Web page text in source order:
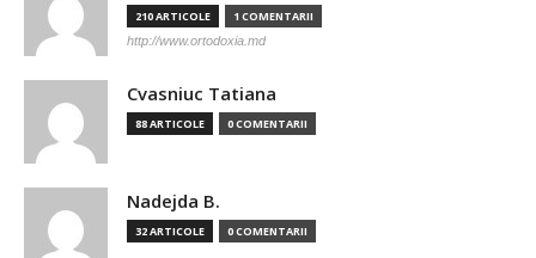
210 ARTICOLE 1 COMENTARII
http://www.ortodoxia.md
Cvasniuc Tatiana
88 ARTICOLE 0 COMENTARII
Nadejda B.
32 ARTICOLE 0 COMENTARII